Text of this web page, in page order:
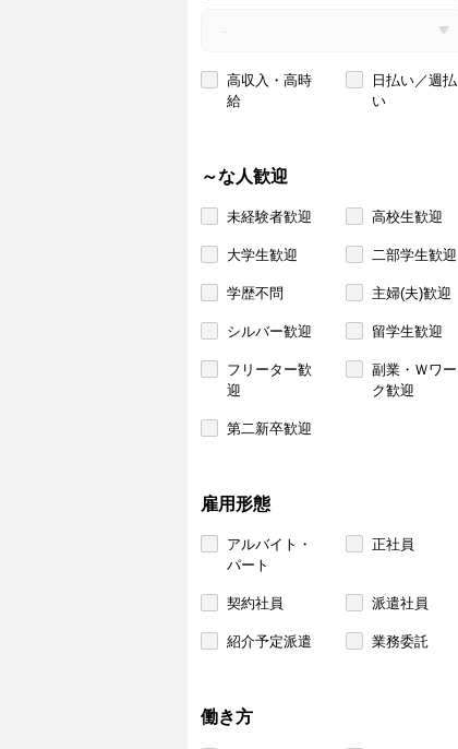
高収入・高時
給
日払い／週払
い
～な人歓迎
未経験者歓迎 高校生歓迎
大学生歓迎 二部学生歓迎
学歴不問 主婦(夫)歓迎
シルバー歓迎 留学生歓迎
フリーター歓
迎
副業・Ｗワー
ク歓迎
第二新卒歓迎
雇用形態
アルバイト・
パート
正社員
契約社員 派遣社員
紹介予定派遣 業務委託
働き方